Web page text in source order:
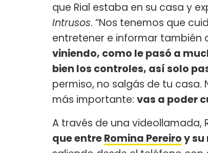
que Rial estaba en su casa y
Intrusos. “Nos tenemos que
entretener e informar también
viniendo, como le pasó a
bien los controles, así solo
permiso, no salgás de tu casa.
más importante: vas a poder
A través de una videollamada,
que entreRomina Pereiroy su